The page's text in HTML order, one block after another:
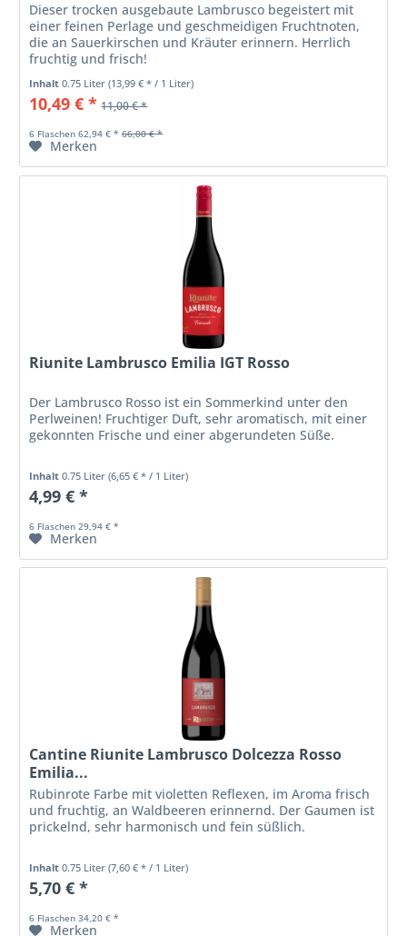
Dieser trocken ausgebaute Lambrusco begeistert mit
einer feinen Perlage und geschmeidigen Fruchtnoten,
die an Sauerkirschen und Kräuter erinnern. Herrlich
fruchtig und frisch!
Inhalt0.75 Liter(13,99 € * / 1 Liter)
10,49 € * 11,00 € *
6 Flaschen 62,94 € * 66,00 € *
Merken
Riunite Lambrusco Emilia IGT Rosso
Der Lambrusco Rosso ist ein Sommerkind unter den
Perlweinen! Fruchtiger Duft, sehr aromatisch, mit einer
gekonnten Frische und einer abgerundeten Süße.
Inhalt0.75 Liter(6,65 € * / 1 Liter)
4,99 € *
6 Flaschen 29,94 € *
Merken
Cantine Riunite Lambrusco Dolcezza Rosso
Emilia...
Rubinrote Farbe mit violetten Reflexen, im Aroma frisch
und fruchtig, an Waldbeeren erinnernd. Der Gaumen ist
prickelnd, sehr harmonisch und fein süßlich.
Inhalt0.75 Liter(7,60 € * / 1 Liter)
5,70 € *
6 Flaschen 34,20 € *
Merken